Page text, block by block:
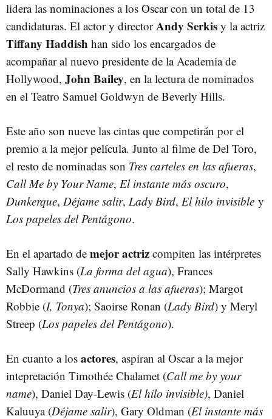
lidera las nominaciones a los Oscarcon un total de 13
candidaturas. El actor y directorAndy Serkis y la actriz
Tiffany Haddish han sido los encargados de
acompañar al nuevo presidente de la Academia de
Hollywood, John Bailey, en la lectura de nominados
en el Teatro Samuel Goldwyn de Beverly Hills.
Este año son nueve las cintas que competirán por el
premio a la mejorpelícula. Junto al filme de Del Toro,
el resto de nominadas son Tres carteles en las afueras,
Call Me by Your Name, El instante más oscuro,
Dunkerque, Déjame salir, Lady Bird, El hilo invisible y
Los papeles del Pentágono.
En el apartado de mejor actriz compiten las intérpretes
Sally Hawkins (La forma del agua), Frances
McDormand (Tres anuncios a las afueras); Margot
Robbie (I, Tonya); Saoirse Ronan (Lady Bird) y Meryl
Streep (Los papeles del Pentágono).
En cuanto a los actores, aspiran al Oscar a la mejor
intepretación Timothée Chalamet (Call me by your
name), Daniel Day-Lewis (El hilo invisible), Daniel
Kaluuya (Déjame salir), Gary Oldman (El instante más